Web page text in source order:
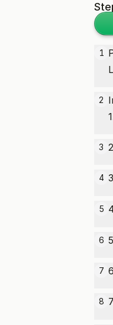
1
2
3
4
5
6
7
8